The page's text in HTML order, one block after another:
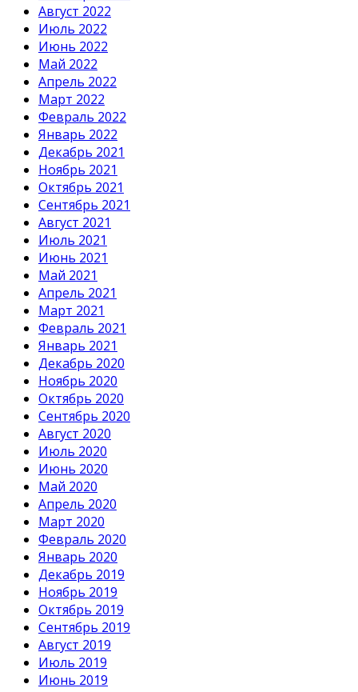
Август 2022
Июль 2022
Июнь 2022
Май 2022
Апрель 2022
Март 2022
Февраль 2022
Январь 2022
Декабрь 2021
Ноябрь 2021
Октябрь 2021
Сентябрь 2021
Август 2021
Июль 2021
Июнь 2021
Май 2021
Апрель 2021
Март 2021
Февраль 2021
Январь 2021
Декабрь 2020
Ноябрь 2020
Октябрь 2020
Сентябрь 2020
Август 2020
Июль 2020
Июнь 2020
Май 2020
Апрель 2020
Март 2020
Февраль 2020
Январь 2020
Декабрь 2019
Ноябрь 2019
Октябрь 2019
Сентябрь 2019
Август 2019
Июль 2019
Июнь 2019